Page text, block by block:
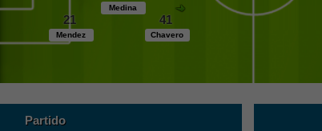
Medina
21
Mendez
41
Chavero
Partido